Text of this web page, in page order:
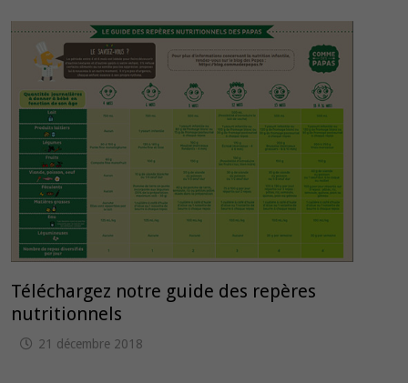
Téléchargez notre guide des repères
nutritionnels
21 décembre 2018